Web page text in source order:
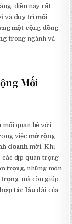
điều này rất
và duy trì mối
một cộng đồng
trong ngành và
Mối
mối quan hệ với
việcmở rộng
doanh mới. Khi
các dịp quan trọng
trọng, những món
trọng, mà còn giúp
tác lâu dài của